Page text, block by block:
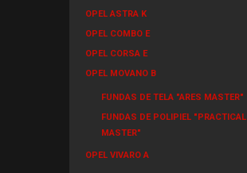
OPEL ASTRA K
OPEL COMBO E
OPEL CORSA E
OPEL MOVANO B
FUNDAS DE TELA "ARES MASTER"
FUNDAS DE POLIPIEL "PRACTICAL
MASTER"
OPEL VIVARO A